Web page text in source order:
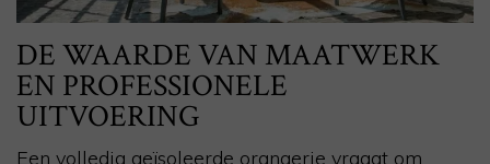
DE WAARDE VAN MAATWERK
EN PROFESSIONELE
UITVOERING
Een volledig geïsoleerde orangerie vraagt om